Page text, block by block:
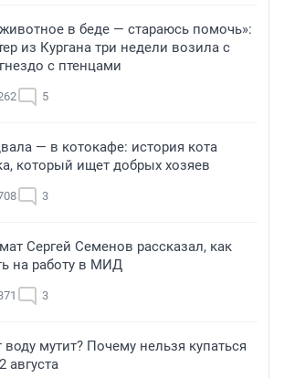
в беде — стараюсь помочь»:
из Кургана три недели возила с
с птенцами
5
— в котокафе: история кота
который ищет добрых хозяев
3
Сергей Семенов рассказал, как
на работу в МИД
3
воду мутит? Почему нельзя купаться
августа